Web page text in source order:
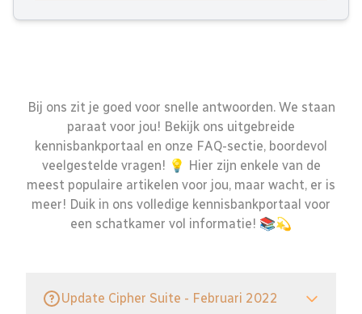
Bij ons zit je goed voor snelle antwoorden. We staan
paraat voor jou! Bekijk ons uitgebreide
kennisbankportaal en onze FAQ-sectie, boordevol
veelgestelde vragen! 💡 Hier zijn enkele van de
meest populaire artikelen voor jou, maar wacht, er is
meer! Duik in ons volledige kennisbankportaal voor
een schatkamer vol informatie! 📚💫
Update Cipher Suite - Februari 2022